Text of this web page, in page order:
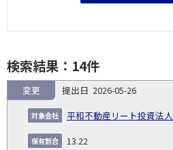
検索結果：14件
NO.
告
義
務
提
証券
対
2026-05-26
平和不動産リート投資法人
変更
13.22